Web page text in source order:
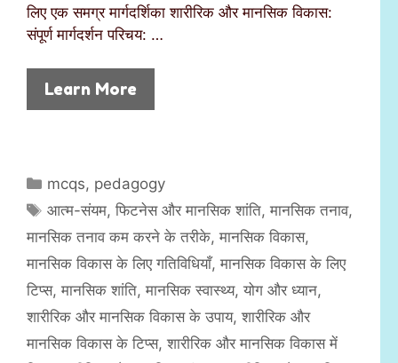
लिए एक समग्र मार्गदर्शिका शारीरिक और मानसिक विकास:
संपूर्ण मार्गदर्शन परिचय: …
Learn More
C
a
t
e
g
o
r
i
mcqs, pedagogy
T
a
g
s
आत्म-संयम,फिटनेस और मानसिक शांति,मानसिक तनाव,
मानसिक तनाव कम करने के तरीके, मानसिक विकास,
मानसिक विकास के लिए गतिविधियाँ, मानसिक विकास के लिए
टिप्स, मानसिक शांति, मानसिक स्वास्थ्य, योग और ध्यान,
शारीरिक और मानसिक विकास के उपाय, शारीरिक और
मानसिक विकास के टिप्स, शारीरिक और मानसिक विकास में